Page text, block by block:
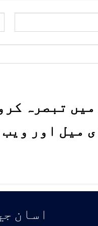
تبصرہ
میل اور
اسان